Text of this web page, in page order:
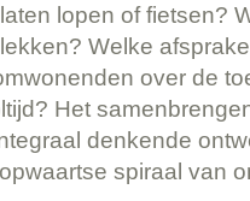
lopen of fietsen?
Welke
over de
Het
denkende
spiraal van